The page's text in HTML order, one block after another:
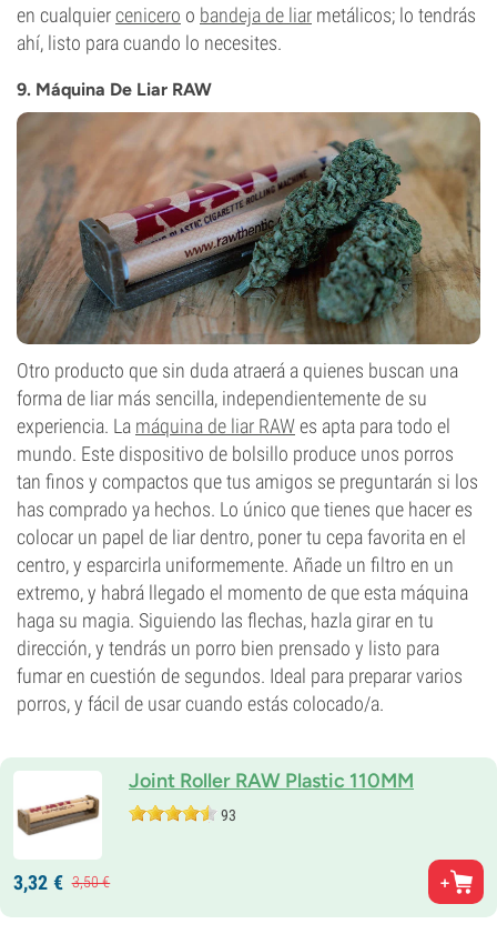
en cualquiercenicero o bandeja de liar metálicos; lo tendrás
ahí, listo para cuando lo necesites.
9. Máquina De Liar RAW
Otro producto que sin duda atraerá a quienes buscan una
forma de liar más sencilla, independientemente de su
experiencia. La máquina de liar RAWes apta para todo el
mundo. Este dispositivo de bolsillo produce unos porros
tan finos y compactos que tus amigos se preguntarán si los
has comprado ya hechos. Lo único que tienes que hacer es
colocar un papel de liar dentro, poner tu cepa favorita en el
centro, y esparcirla uniformemente. Añade un filtro en un
extremo, y habrá llegado el momento de que esta máquina
haga su magia. Siguiendo las flechas, hazla girar en tu
dirección, y tendrás un porro bien prensado y listo para
fumar en cuestión de segundos. Ideal para preparar varios
porros, y fácil de usar cuando estás colocado/a.
Joint Roller RAW Plastic 110MM
93
3,32 € 3,50€